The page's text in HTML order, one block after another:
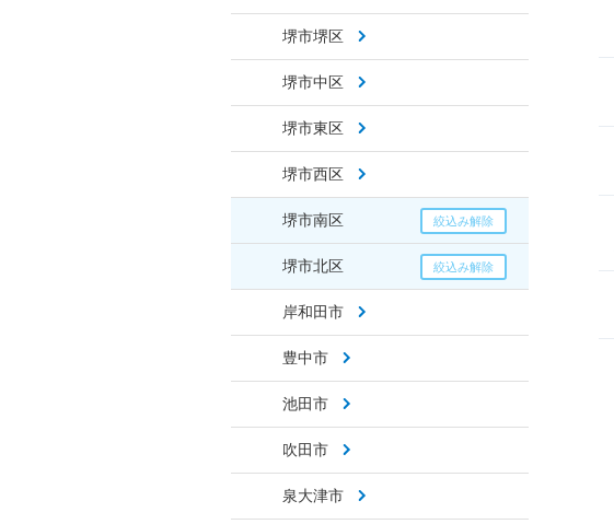
堺市堺区
堺市中区
堺市東区
堺市西区
堺市南区
堺市北区
岸和田市
豊中市
池田市
吹田市
泉大津市